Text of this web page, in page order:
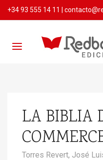
+34 93 555 14 11
LA BIBLIA
Torres Revert, José